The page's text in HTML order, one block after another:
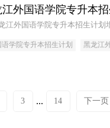
江外国语学院专升本
江外国语学院专升本招生计划
学院专升本招生计划 黑龙江
3 ... 14 下一页